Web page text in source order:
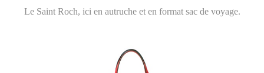
Le Saint Roch, ici en autruche et en format sac de voyage.